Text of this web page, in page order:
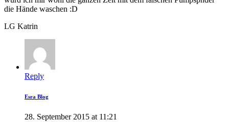
die Hände waschen :D
LG Katrin
Reply
Esra Blog
28. September 2015 at 11:21